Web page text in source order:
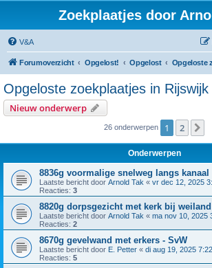
Zoekplaatjes door
V&A
Forumoverzicht Opgelost! Opgelost
Opgeloste zoekplaatjes in Rijswijk
Nieuw onderwerp
26 onderwerpen 1 2
Onderwerpen
8836g voormalige snelweg langs kanaal
Laatste bericht door Arnold Tak « vr dec 12, 2025
Reacties: 3
8820g dorpsgezicht met kerk bij
Laatste bericht door Arnold Tak « ma nov 10, 2025
Reacties: 2
8670g gevelwand met erkers - SvW
Laatste bericht door E. Petter « di aug 19, 2025
Reacties: 5